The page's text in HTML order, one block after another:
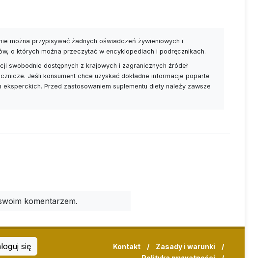
można przypisywać żadnych oświadczeń żywieniowych i
o których można przeczytać w encyklopediach i podręcznikach.
swobodnie dostępnych z krajowych i zagranicznych źródeł
Jeśli konsument chce uzyskać dokładne informacje poparte
Przed zastosowaniem suplementu diety należy zawsze
komentarzem.
się Kontakt / Zasady i warunki
/